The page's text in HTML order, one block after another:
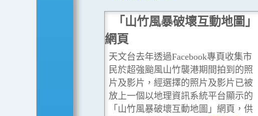
「山竹風暴破壞互動地圖」
網頁
天文台去年透過Facebook專頁收集市
民於超強颱風山竹襲港期間拍到的照
片及影片，經選擇的照片及影片已被
放上一個以地理資訊系統平台顯示的
「山竹風暴破壞互動地圖」網頁，供